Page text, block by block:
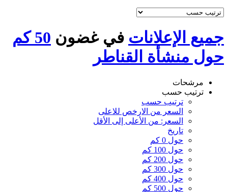
جميع الإعلانات في غضون
50 كم
حول منشأة القناطر
مرشحات
ترتيب حسب
ترتيب حسب
السعر من الارخص للاعلى
السعر: من الأعلى إلى الأقل
تاريخ
حول 0 كم
حول 100 كم
حول 200 كم
حول 300 كم
حول 400 كم
حول 500 كم